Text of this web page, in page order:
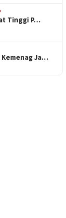
Tinggi P…
Kemenag Ja…